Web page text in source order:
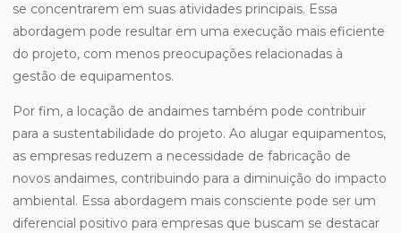
se concentrarem em suas atividades principais. Essa
abordagem pode resultar em uma execução mais eficiente
do projeto, com menos preocupações relacionadas à
gestão de equipamentos.
Por fim, a locação de andaimes também pode contribuir
para a sustentabilidade do projeto. Ao alugar equipamentos,
as empresas reduzem a necessidade de fabricação de
novos andaimes, contribuindo para a diminuição do impacto
ambiental. Essa abordagem mais consciente pode ser um
diferencial positivo para empresas que buscam se destacar